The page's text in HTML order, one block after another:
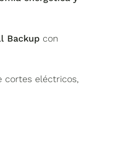
Backupcon
cortes eléctricos,